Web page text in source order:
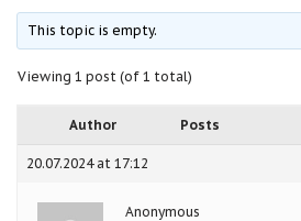
This topic is empty.
Viewing 1 post (of 1 total)
Author Posts
20.07.2024 at 17:12
Anonymous